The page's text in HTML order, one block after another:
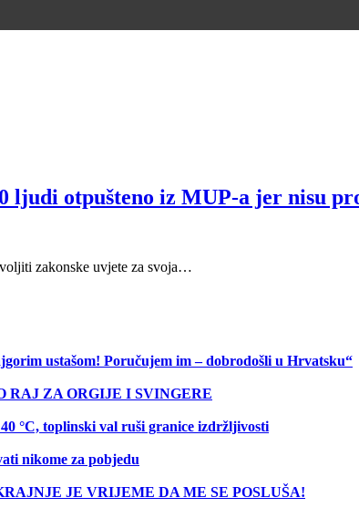
otpušteno iz MUP-a jer nisu
zakonske uvjete za svoja…
ustašom! Poručujem im – dobrodošli u Hrvatsku“
RAJ ZA ORGIJE I SVINGERE
°C, toplinski val ruši granice izdržljivosti
nikome za pobjedu
JE VRIJEME DA ME SE POSLUŠA!